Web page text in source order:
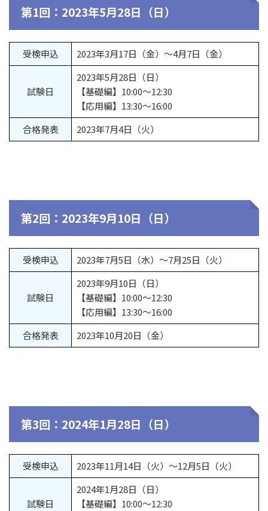
第1回：2023年5月28日（日）
受検申込 2023年3月17日（金）～4月7日（金）
試験日
2023年5月28日（日）
【基礎編】10:00～12:30
【応用編】13:30～16:00
合格発表
2023年7月4日（火）
第2回：2023年9月10日（日）
受検申込 2023年7月5日（水）～7月25日（火）
試験日
2023年9月10日（日）
【基礎編】10:00～12:30
【応用編】13:30～16:00
合格発表
2023年10月20日（金）
第3回：2024年1月28日（日）
受検申込 2023年11月14日（火）～12月5日（火）
試験日
2024年1月28日（日）
【基礎編】10:00～12:30